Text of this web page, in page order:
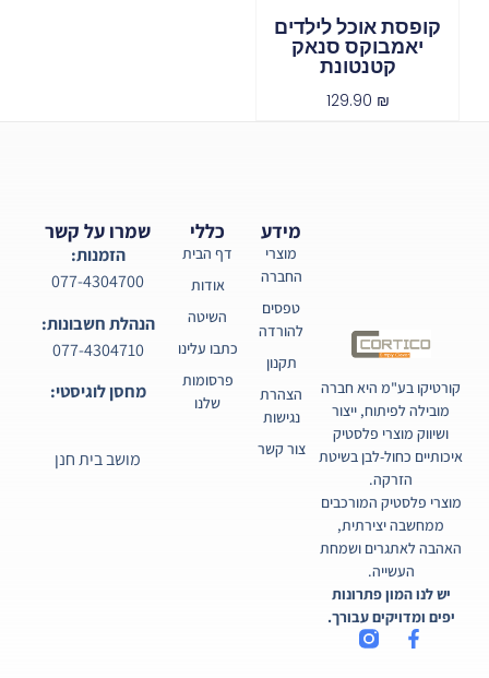
קופסת אוכל לילדים
יאמבוקס סנאק
קטנטונת
129.90 ₪
קורטיקו בע"מ היא חברה
מובילה לפיתוח, ייצור
ושיווק מוצרי פלסטיק
איכותיים כחול-לבן בשיטת
הזרקה.
מוצרי פלסטיק המורכבים
ממחשבה יצירתית,
האהבה לאתגרים ושמחת
העשייה.
יש לנו המון פתרונות
יפים ומדויקים עבורך.
כללי
דף הבית
אודות
השיטה
כתבו עלינו
פרסומות
שלנו
מידע
מוצרי
החברה
טפסים
להורדה
תקנון
הצהרת
נגישות
צור קשר
שמרו על קשר
הזמנות:
077-4304700
הנהלת חשבונות:
077-4304710
מחסן לוגיסטי:
מושב בית חנן